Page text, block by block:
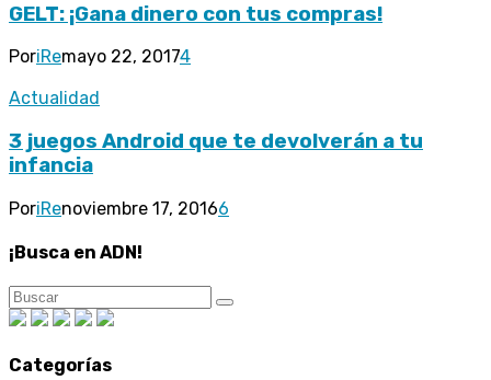
GELT: ¡Gana dinero con tus compras!
PoriRemayo 22, 20174
Actualidad
3 juegos Android que te devolverán a tu
infancia
PoriRenoviembre 17, 20166
¡Busca en ADN!
Categorías